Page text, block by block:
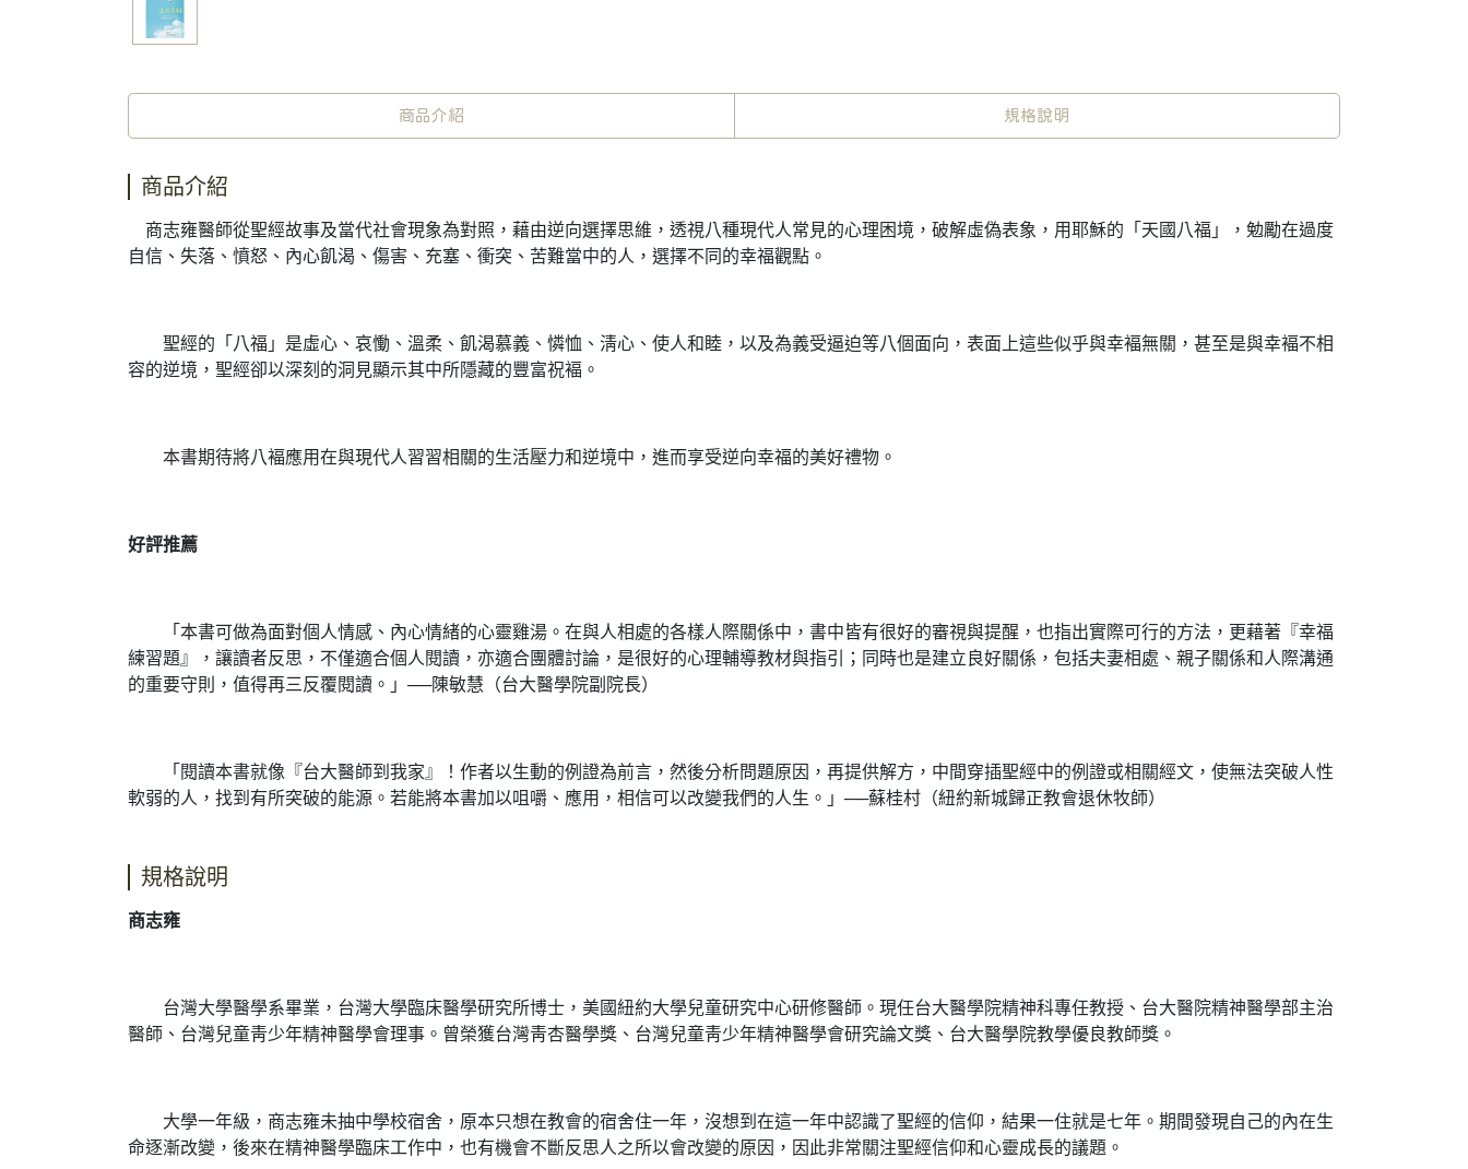
商品介紹 規格說明
商品介紹
商志雍醫師從聖經故事及當代社會現象為對照，藉由逆向選擇思維，透視八種現代人常見的心理困境，破解虛偽表象，用耶穌的「天國八福」，勉勵在過度
自信、失落、憤怒、內心飢渴、傷害、充塞、衝突、苦難當中的人，選擇不同的幸福觀點。
聖經的「八福」是虛心、哀慟、溫柔、飢渴慕義、憐恤、淸心、使人和睦，以及為義受逼迫等八個面向，表面上這些似乎與幸褔無關，甚至是與幸褔不相
容的逆境，聖經卻以深刻的洞見顯示其中所隱藏的豐富祝褔。
本書期待將八褔應用在與現代人習習相關的生活壓力和逆境中，進而享受逆向幸福的美好禮物。
好評推薦
「本書可做為面對個人情感、內心情緒的心靈雞湯。在與人相處的各樣人際關係中，書中皆有很好的審視與提醒，也指出實際可行的方法，更藉著『幸福
練習題』，讓讀者反思，不僅適合個人閱讀，亦適合團體討論，是很好的心理輔導教材與指引；同時也是建立良好關係，包括夫妻相處、親子關係和人際溝通
的重要守則，值得再三反覆閱讀。」──陳敏慧（台大醫學院副院長）
「閱讀本書就像『台大醫師到我家』！作者以生動的例證為前言，然後分析問題原因，再提供解方，中間穿插聖經中的例證或相關經文，使無法突破人性
軟弱的人，找到有所突破的能源。若能將本書加以咀嚼、應用，相信可以改變我們的人生。」──蘇桂村（紐約新城歸正教會退休牧師）
規格說明
商志雍
台灣大學醫學系畢業，台灣大學臨床醫學研究所博士，美國紐約大學兒童研究中心研修醫師。現任台大醫學院精神科專任教授、台大醫院精神醫學部主治
醫師、台灣兒童靑少年精神醫學會理事。曾榮獲台灣靑杏醫學獎、台灣兒童靑少年精神醫學會研究論文獎、台大醫學院教學優良教師獎。
大學一年級，商志雍未抽中學校宿舍，原本只想在教會的宿舍住一年，沒想到在這一年中認識了聖經的信仰，結果一住就是七年。期間發現自己的內在生
命逐漸改變，後來在精神醫學臨床工作中，也有機會不斷反思人之所以會改變的原因，因此非常關注聖經信仰和心靈成長的議題。